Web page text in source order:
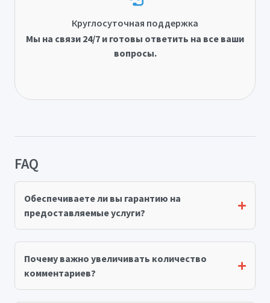
Круглосуточная поддержка
Мы на связи 24/7 и готовы ответить на все ваши
вопросы.
FAQ
Обеспечиваете ли вы гарантию на
предоставляемые услуги?
Почему важно увеличивать количество
комментариев?